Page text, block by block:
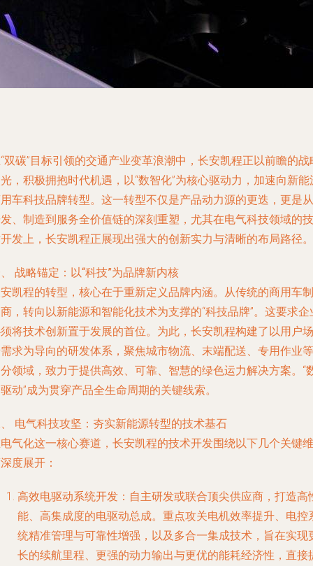
双碳”目标引领的交通产业变革浪潮中，长安凯程正以前瞻的战
，积极拥抱时代机遇，以“数智化”为核心驱动力，加速向新能
车科技品牌转型。这一转型不仅是产品动力源的更迭，更是从
、制造到服务全价值链的深刻重塑，尤其在电气科技领域的技
发上，长安凯程正展现出强大的创新实力与清晰的布局路径。
战略锚定：以“科技”为品牌新内核
凯程的转型，核心在于重新定义品牌内涵。从传统的商用车制
，转向以新能源和智能化技术为支撑的“科技品牌”。这要求企
将技术创新置于发展的首位。为此，长安凯程构建了以用户场
求为导向的研发体系，聚焦城市物流、末端配送、专用作业等
领域，致力于提供高效、可靠、智慧的绿色运力解决方案。“
动”成为贯穿产品全生命周期的关键线索。
电气科技攻坚：夯实新能源转型的技术基石
气化这一核心赛道，长安凯程的技术开发围绕以下几个关键维
度展开：
高效电驱动系统开发 ：自主研发或联合顶尖供应商，打造高
能、高集成度的电驱动总成。重点攻关电机效率提升、电控
统精准管理与可靠性增强，以及多合一集成技术，旨在实现
长的续航里程、更强的动力输出与更优的能耗经济性，直接